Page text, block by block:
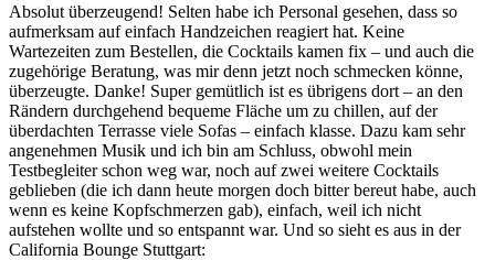
Absolut überzeugend! Selten habe ich Personal gesehen, dass so
aufmerksam auf einfach Handzeichen reagiert hat. Keine
Wartezeiten zum Bestellen, die Cocktails kamen fix – und auch die
zugehörige Beratung, was mir denn jetzt noch schmecken könne,
überzeugte. Danke! Super gemütlich ist es übrigens dort – an den
Rändern durchgehend bequeme Fläche um zu chillen, auf der
überdachten Terrasse viele Sofas – einfach klasse. Dazu kam sehr
angenehmen Musik und ich bin am Schluss, obwohl mein
Testbegleiter schon weg war, noch auf zwei weitere Cocktails
geblieben (die ich dann heute morgen doch bitter bereut habe, auch
wenn es keine Kopfschmerzen gab), einfach, weil ich nicht
aufstehen wollte und so entspannt war. Und so sieht es aus in der
California Bounge Stuttgart: